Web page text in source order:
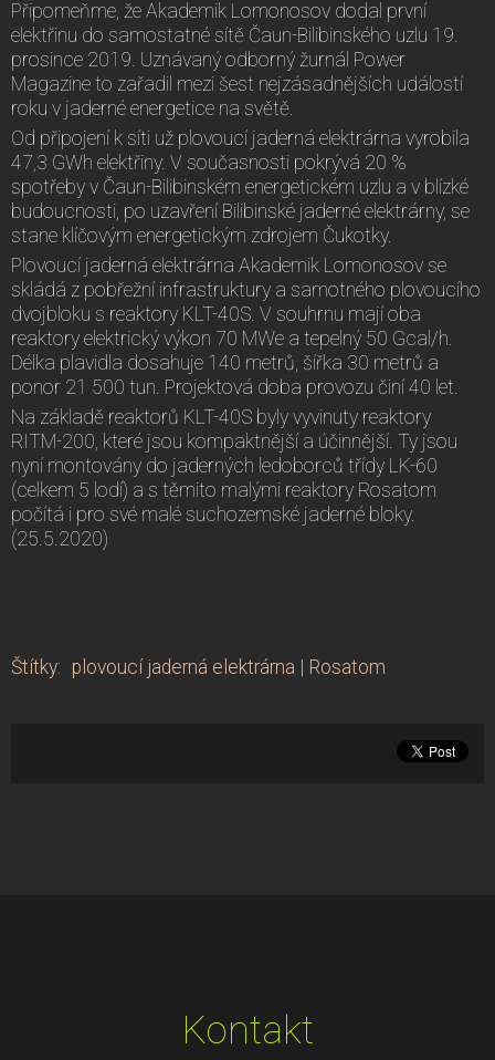
Připomeňme, že Akademik Lomonosov dodal první
elektřinu do samostatné sítě Čaun-Bilibinského uzlu 19.
prosince 2019. Uznávaný odborný žurnál Power
Magazine to zařadil mezi šest nejzásadnějších událostí
roku v jaderné energetice na světě.
Od připojení k síti už plovoucí jaderná elektrárna vyrobila
47,3 GWh elektřiny. V současnosti pokrývá 20 %
spotřeby v Čaun-Bilibinském energetickém uzlu a v blízké
budoucnosti, po uzavření Bilibinské jaderné elektrárny, se
stane klíčovým energetickým zdrojem Čukotky.
Plovoucí jaderná elektrárna Akademik Lomonosov se
skládá z pobřežní infrastruktury a samotného plovoucího
dvojbloku s reaktory KLT-40S. V souhrnu mají oba
reaktory elektrický výkon 70 MWe a tepelný 50 Gcal/h.
Délka plavidla dosahuje 140 metrů, šířka 30 metrů a
ponor 21 500 tun. Projektová doba provozu činí 40 let.
Na základě reaktorů KLT-40S byly vyvinuty reaktory
RITM-200, které jsou kompaktnější a účinnější. Ty jsou
nyní montovány do jaderných ledoborců třídy LK-60
(celkem 5 lodí) a s těmito malými reaktory Rosatom
počítá i pro své malé suchozemské jaderné bloky.
(25.5.2020)
Štítky: plovoucí jaderná elektrárna | Rosatom
Kontakt